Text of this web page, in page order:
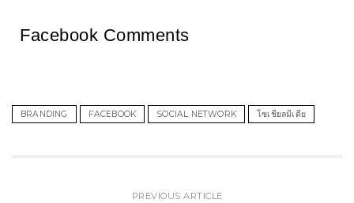
Facebook Comments
BRANDING FACEBOOK SOCIAL NETWORK โซเชียลมีเดีย
PREVIOUS ARTICLE